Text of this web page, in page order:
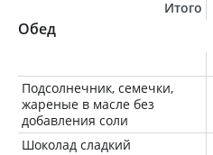
Итого
Обед
Подсолнечник, семечки,
жареные в масле без
добавления соли
Шоколад сладкий